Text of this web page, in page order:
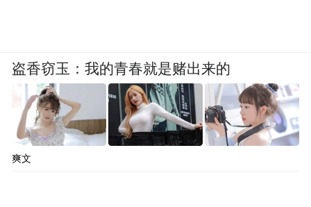
盗香窃玉：我的青春就是赌出来的
爽文